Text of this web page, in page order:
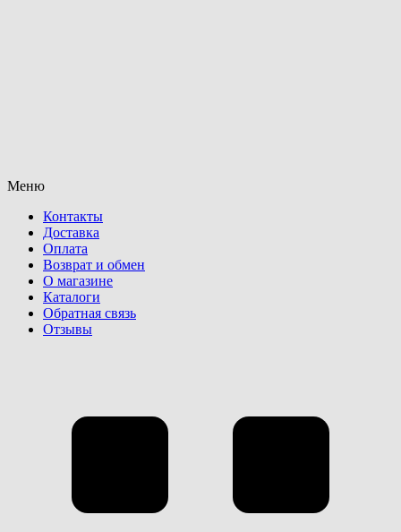
Меню
Контакты
Доставка
Оплата
Возврат и обмен
О магазине
Каталоги
Обратная связь
Отзывы